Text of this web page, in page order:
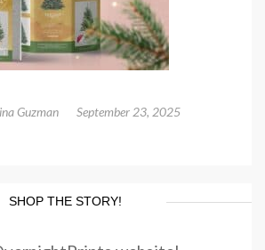
Guzman September 23, 2025
SHOP THE STORY!